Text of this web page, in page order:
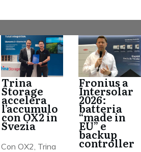
Trina
Storage
accelera
l’accumulo
con OX2 in
Svezia
Con OX2, Trina
Fronius a
Intersolar
2026:
batteria
“made in
EU” e
backup
controller